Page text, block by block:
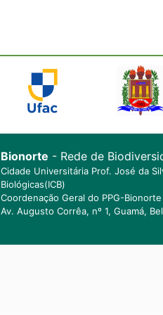
Bionorte - Rede de
Cidade Universitária Prof. José da
Biológicas(ICB)
Coordenação Geral do PPG-
Av. Augusto Corrêa, nº 1, Guamá,